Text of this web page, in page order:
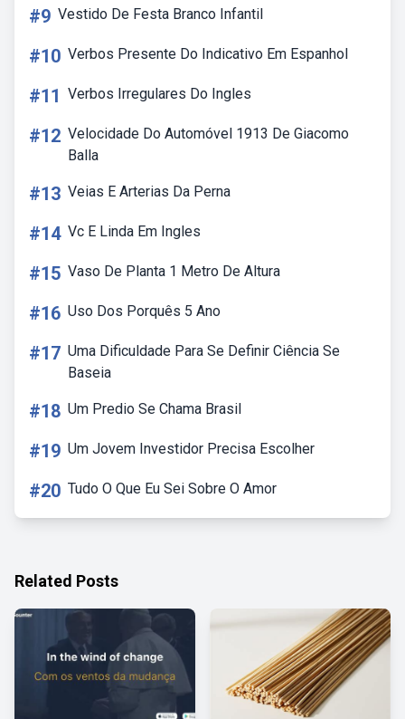
#9 Vestido De Festa Branco Infantil
#10 Verbos Presente Do Indicativo Em Espanhol
#11 Verbos Irregulares Do Ingles
#12 Velocidade Do Automóvel 1913 De Giacomo
Balla
#13 Veias E Arterias Da Perna
#14 Vc E Linda Em Ingles
#15 Vaso De Planta 1 Metro De Altura
#16 Uso Dos Porquês 5 Ano
#17 Uma Dificuldade Para Se Definir Ciência Se
Baseia
#18 Um Predio Se Chama Brasil
#19 Um Jovem Investidor Precisa Escolher
#20 Tudo O Que Eu Sei Sobre O Amor
Related Posts